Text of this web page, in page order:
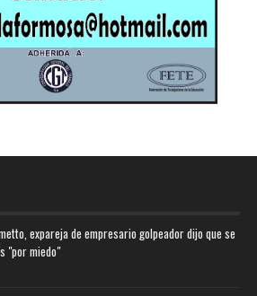
expareja de empresario golpeador dijo que se
"por miedo"